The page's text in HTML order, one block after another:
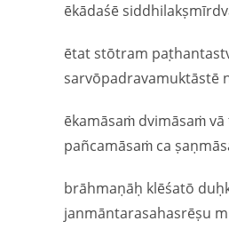
ēkādaśē
ētat stōtram
sarvōpadravamuktāstē
ēkamāsaṁ dvimāsaṁ
pañcamāsaṁ ca
brāhmaṇāḥ klēśatō
janmāntarasahasrēṣu